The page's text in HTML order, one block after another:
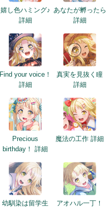
嬉し色ハミング♪
詳細
あなたが孵ったら
詳細
Find your voice！
詳細
真実を見抜く瞳
詳細
Precious
birthday！ 詳細
魔法の工作 詳細
幼馴染は留学生
アオハル一丁！